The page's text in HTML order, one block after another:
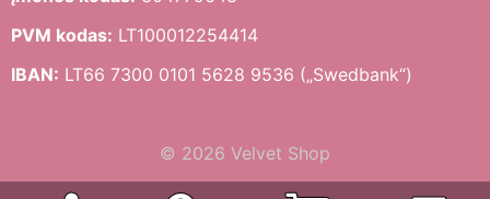
PVM kodas: LT100012254414
IBAN: LT66 7300 0101 5628 9536 („Swedbank“)
© 2026 Velvet Shop